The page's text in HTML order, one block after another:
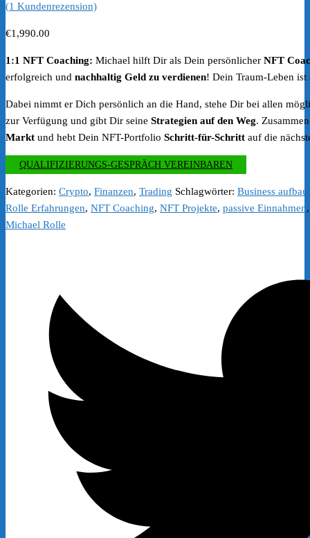
(1 Kundenrezension)
€1,990.00
1:1 NFT Coaching: Michael hilft Dir als Dein persönlicher NFT
erfolgreich und nachhaltig Geld zu verdienen! Dein Traum-Leben
Dabei nimmt er Dich persönlich an die Hand, stehe Dir bei allen
zur Verfügung und gibt Dir seine Strategien auf den Weg.
Markt und hebt Dein NFT-Portfolio Schritt-für-Schritt auf die
QUALIFIZIERUNGS-GESPRÄCH VEREINBAREN
Kategorien: Crypto, Finanzen, Trading Schlagwörter: Business
Rolle Erfahrungen, NFT Coaching, NFT Projekte, passive Einnahmen
Michael Rolle